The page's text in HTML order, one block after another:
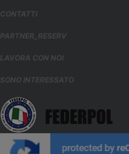
CONTATTI
PARTNER_RESERV
LAVORA CON NOI
SONO INTERESSATO